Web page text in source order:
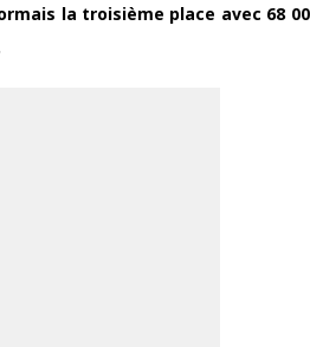
la troisième place avec 68